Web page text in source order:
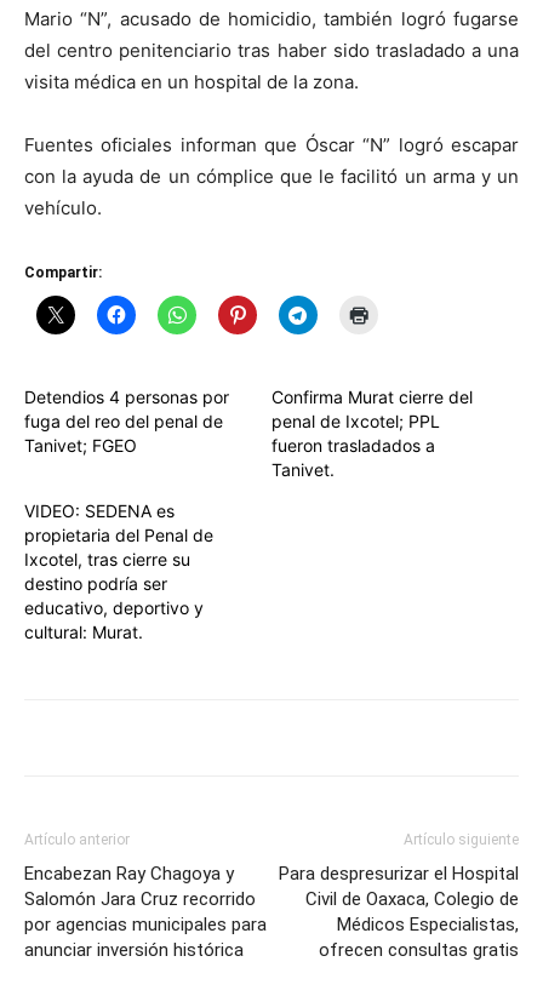
Mario “N”, acusado de homicidio, también logró fugarse
del centro penitenciario tras haber sido trasladado a una
visita médica en un hospital de la zona.
Fuentes oficiales informan que Óscar “N” logró escapar
con la ayuda de un cómplice que le facilitó un arma y un
vehículo.
Compartir:
Detendios 4 personas por
fuga del reo del penal de
Tanivet; FGEO
Confirma Murat cierre del
penal de Ixcotel; PPL
fueron trasladados a
Tanivet.
VIDEO: SEDENA es
propietaria del Penal de
Ixcotel, tras cierre su
destino podría ser
educativo, deportivo y
cultural: Murat.
Artículo anterior
Encabezan Ray Chagoya y
Salomón Jara Cruz recorrido
por agencias municipales para
anunciar inversión histórica
Artículo siguiente
Para despresurizar el Hospital
Civil de Oaxaca, Colegio de
Médicos Especialistas,
ofrecen consultas gratis